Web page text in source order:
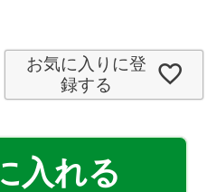
お気に入りに登
録する
入れる